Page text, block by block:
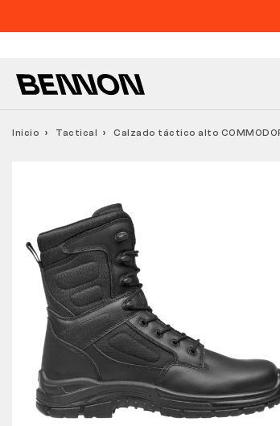
Inicio Tactical Calzado táctico alto